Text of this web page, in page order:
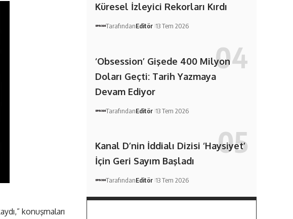
konuşmaları
Küresel İzleyici Rekorları Kırdı
TarafındanEditör 13 Tem 2026
‘Obsession’ Gişede 400 Milyon
Doları Geçti: Tarih Yazmaya
Devam Ediyor
TarafındanEditör 13 Tem 2026
Kanal D’nin İddialı Dizisi ‘Haysiyet’
İçin Geri Sayım Başladı
TarafındanEditör 13 Tem 2026